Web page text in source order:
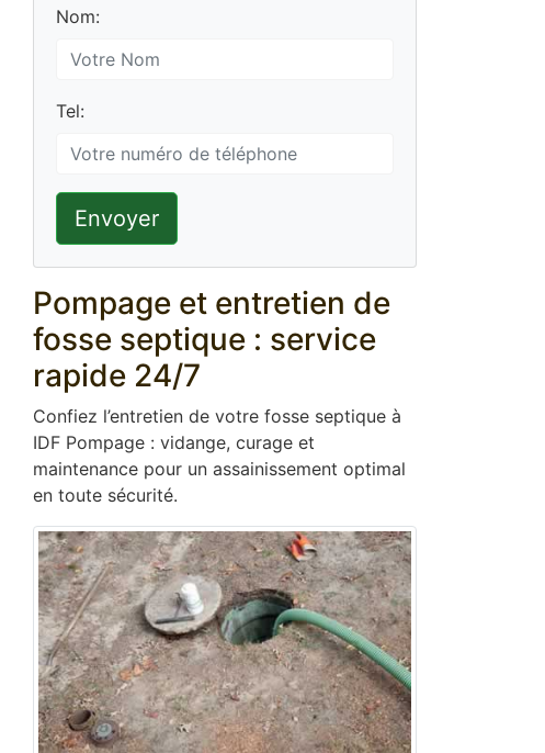
Nom:
Tel:
Envoyer
Pompage et entretien de
fosse septique : service
rapide 24/7
Confiez l’entretien de votre fosse septique à
IDF Pompage : vidange, curage et
maintenance pour un assainissement optimal
en toute sécurité.